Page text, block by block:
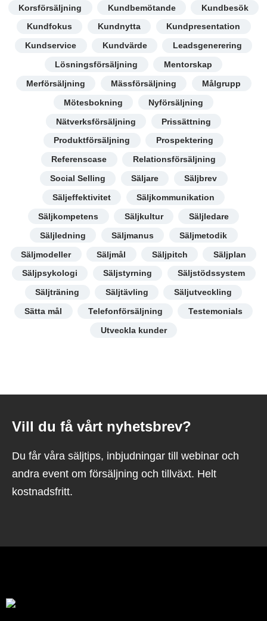
Korsförsäljning
Kundbemötande
Kundbesök
Kundfokus
Kundnytta
Kundpresentation
Kundservice
Kundvärde
Leadsgenerering
Lösningsförsäljning
Mentorskap
Merförsäljning
Mässförsäljning
Målgrupp
Mötesbokning
Nyförsäljning
Nätverksförsäljning
Prissättning
Produktförsäljning
Prospektering
Referenscase
Relationsförsäljning
Social Selling
Säljare
Säljbrev
Säljeffektivitet
Säljkommunikation
Säljkompetens
Säljkultur
Säljledare
Säljledning
Säljmanus
Säljmetodik
Säljmodeller
Säljmål Säljpitch
Säljplan
Säljpsykologi
Säljstyrning
Säljstödssystem
Säljträning
Säljtävling
Säljutveckling
Sätta mål
Telefonförsäljning
Testemonials
Utveckla kunder
Vill du få vårt nyhetsbrev?
Du får våra säljtips, inbjudningar till webinar och
andra event om försäljning och tillväxt. Helt
kostnadsfritt.